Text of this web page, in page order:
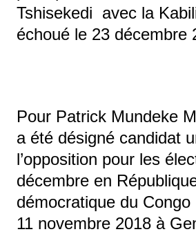
Tshisekedi avec la
échoué le 23 décembre
Pour Patrick Mundeke
a été désigné candidat
l’opposition pour les
décembre en
démocratique du
11 novembre 2018 à